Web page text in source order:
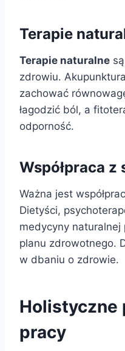
Terapie
Terapie naturalne
zdrowiu.
zachować
łagodzić ból, a
odporność.
Współpraca
Ważna jest
Dietyści,
medycyny
planu zdrowotnego.
w dbaniu o zdrowie.
Holistyczne
pracy